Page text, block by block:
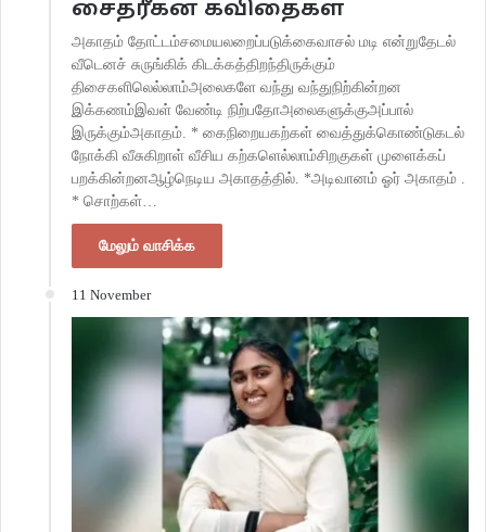
சைத்ரீகன் கவிதைகள்
அகாதம் தோட்டம்சமையலறைப்படுக்கைவாசல் மடி என்றுதேடல்
வீடெனச் சுருங்கிக் கிடக்கத்திறந்திருக்கும்
திசைகளிலெல்லாம்அலைகளே வந்து வந்துநிற்கின்றன
இக்கணம்இவள் வேண்டி நிற்பதோஅலைகளுக்குஅப்பால்
இருக்கும்அகாதம். * கைநிறையகற்கள் வைத்துக்கொண்டுகடல்
நோக்கி வீசுகிறாள் வீசிய கற்களெல்லாம்சிறகுகள் முளைக்கப்
பறக்கின்றனஆழ்நெடிய அகாதத்தில். *அடிவானம் ஓர் அகாதம் .
* சொற்கள்…
மேலும் வாசிக்க
11 November